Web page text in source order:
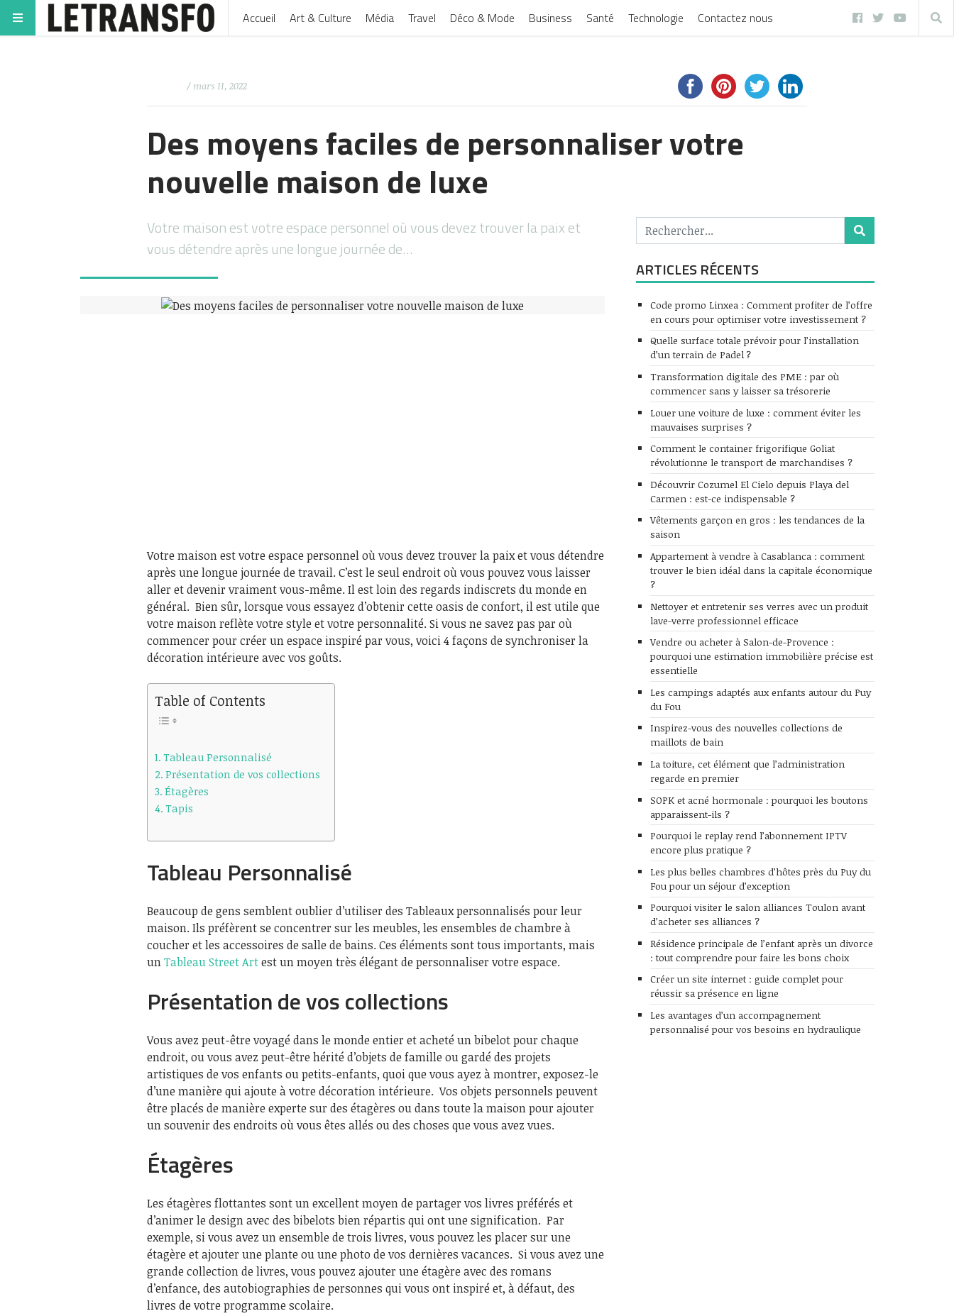
Accueil Art & Culture Média Travel Déco & Mode Business Santé Technologie Contactez nous
/ mars 11, 2022
Des moyens faciles de personnaliser votre
nouvelle maison de luxe
Votre maison est votre espace personnel où vous devez trouver la paix et
vous détendre après une longue journée de…
Votre maison est votre espace personnel où vous devez trouver la paix et vous détendre
après une longue journée de travail. C’est le seul endroit où vous pouvez vous laisser
aller et devenir vraiment vous-même. Il est loin des regards indiscrets du monde en
général. Bien sûr, lorsque vous essayez d’obtenir cette oasis de confort, il est utile que
votre maison reflète votre style et votre personnalité. Si vous ne savez pas par où
commencer pour créer un espace inspiré par vous, voici 4 façons de synchroniser la
décoration intérieure avec vos goûts.
Table of Contents
Tableau Personnalisé
Présentation de vos collections
Étagères
Tapis
Tableau Personnalisé
Beaucoup de gens semblent oublier d’utiliser des Tableaux personnalisés pour leur
maison. Ils préfèrent se concentrer sur les meubles, les ensembles de chambre à
coucher et les accessoires de salle de bains. Ces éléments sont tous importants, mais
unTableau Street Artest un moyen très élégant de personnaliser votre espace.
Présentation de vos collections
Vous avez peut-être voyagé dans le monde entier et acheté un bibelot pour chaque
endroit, ou vous avez peut-être hérité d’objets de famille ou gardé des projets
artistiques de vos enfants ou petits-enfants, quoi que vous ayez à montrer, exposez-le
d’une manière qui ajoute à votre décoration intérieure. Vos objets personnels peuvent
être placés de manière experte sur des étagères ou dans toute la maison pour ajouter
un souvenir des endroits où vous êtes allés ou des choses que vous avez vues.
Étagères
Les étagères flottantes sont un excellent moyen de partager vos livres préférés et
d’animer le design avec des bibelots bien répartis qui ont une signification. Par
exemple, si vous avez un ensemble de trois livres, vous pouvez les placer sur une
étagère et ajouter une plante ou une photo de vos dernières vacances. Si vous avez une
grande collection de livres, vous pouvez ajouter une étagère avec des romans
d’enfance, des autobiographies de personnes qui vous ont inspiré et, à défaut, des
livres de votre programme scolaire.
ARTICLES RÉCENTS
Code promo Linxea : Comment profiter de l’offre
en cours pour optimiser votre investissement ?
Quelle surface totale prévoir pour l’installation
d’un terrain de Padel ?
Transformation digitale des PME : par où
commencer sans y laisser sa trésorerie
Louer une voiture de luxe : comment éviter les
mauvaises surprises ?
Comment le container frigorifique Goliat
révolutionne le transport de marchandises ?
Découvrir Cozumel El Cielo depuis Playa del
Carmen : est-ce indispensable ?
Vêtements garçon en gros : les tendances de la
saison
Appartement à vendre à Casablanca : comment
trouver le bien idéal dans la capitale économique
?
Nettoyer et entretenir ses verres avec un produit
lave-verre professionnel efficace
Vendre ou acheter à Salon-de-Provence :
pourquoi une estimation immobilière précise est
essentielle
Les campings adaptés aux enfants autour du Puy
du Fou
Inspirez-vous des nouvelles collections de
maillots de bain
La toiture, cet élément que l’administration
regarde en premier
SOPK et acné hormonale : pourquoi les boutons
apparaissent-ils ?
Pourquoi le replay rend l’abonnement IPTV
encore plus pratique ?
Les plus belles chambres d’hôtes près du Puy du
Fou pour un séjour d’exception
Pourquoi visiter le salon alliances Toulon avant
d’acheter ses alliances ?
Résidence principale de l’enfant après un divorce
: tout comprendre pour faire les bons choix
Créer un site internet : guide complet pour
réussir sa présence en ligne
Les avantages d’un accompagnement
personnalisé pour vos besoins en hydraulique